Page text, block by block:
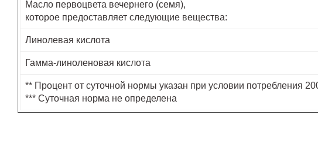
Масло первоцвета вечернего (семя),
которое предоставляет следующие вещества:
Линолевая кислота
Гамма-линоленовая кислота
** Процент от суточной нормы указан при условии потребления
*** Суточная норма не определена